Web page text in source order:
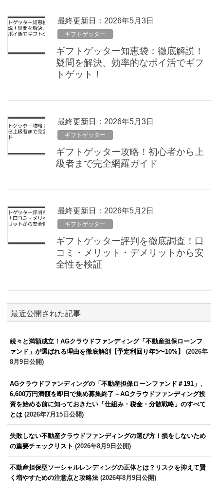
最終更新日：2026年5月3日
ギフトゲッター
ギフトゲッター知恵袋：徹底解説！
疑問を解決、効率的なポイ活でギフ
トゲット！
最終更新日：2026年5月3日
ギフトゲッター
ギフトゲッター攻略！初心者から上
級者まで完全網羅ガイド
最終更新日：2026年5月2日
ギフトゲッター
ギフトゲッター評判を徹底調査！口
コミ・メリット・デメリットから安
全性を検証
最近公開された記事
続々と満額成立！AGクラウドファンディング「不動産担保ローンフ
ァンド」が選ばれる理由を徹底解剖【予定利回り年5〜10%】
(2026年
8月9日公開)
AGクラウドファンディングの「不動産担保ローンファンド＃191」、
6,600万円満額を即日で集め募集終了－AGクラウドファンディング投
資を始める前に知っておきたい「仕組み・税金・分散戦略」のすべて
とは (2026年7月15日公開)
失敗しない不動産クラウドファンディングの選び方！損をしないため
の重要チェックリスト (2026年8月9日公開)
不動産担保型ソーシャルレンディングの正体とは？リスクを抑えて賢
く増やすための注意点と攻略法(2026年8月9日公開)